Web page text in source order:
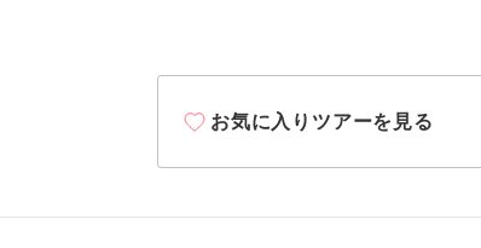
お気に入りツアーを見る
利用航空会社が指